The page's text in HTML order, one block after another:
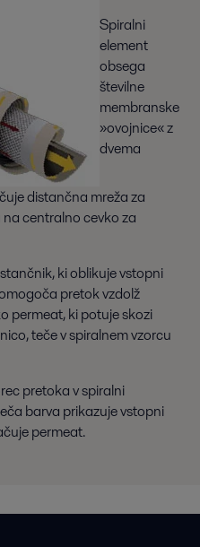
Spiralni
element
obsega
številne
membranske
»ovojnice« z
dvema
distančna mreža za
centralno cevko za
ki oblikuje vstopni
pretok vzdolž
permeat, ki potuje skozi
teče v spiralnem vzorcu
pretoka v spiralni
barva prikazuje vstopni
permeat.